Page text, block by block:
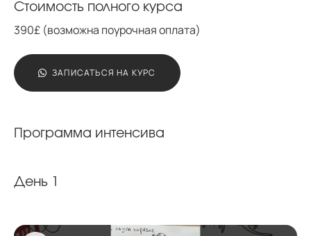
Стоимость полного курса
390£ (возможна поурочная оплата)
ЗАПИСАТЬСЯ НА КУРС
Программа интенсива
День 1